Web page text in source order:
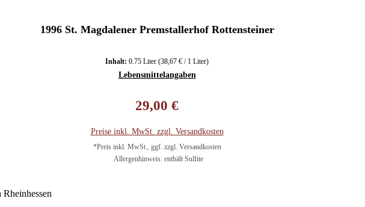
1996 St. Magdalener Premstallerhof Rottensteiner
Inhalt: 0.75 Liter (38,67 € / 1 Liter)
Lebensmittelangaben
29,00 €
Preise inkl. MwSt. zzgl. Versandkosten
*Preis inkl. MwSt., ggf. zzgl. Versandkosten
Allergenhinweis: enthält Sulfite